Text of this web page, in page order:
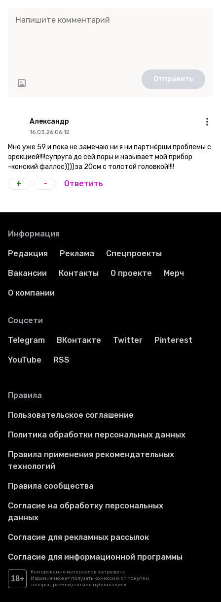
Отправить
Александр
16.03.26 06:12
Мне уже 59 и пока не замечаю ни я ни партнёрши проблемы с
эрекцией!!!!супруга до сей поры и называет мой прибор
-конский фаллос))))за 20см с толстой головкой!!!!
+ - Ответить
Информация
Редакция Реклама Спецпроекты
Вакансии Контакты О проекте Мерч
О компании
Соцсети
Telegram ВКонтакте Twitter Pinterest
YouTube RSS
Правила
Пользовательское соглашение
Политика обработки персональных данных
Правила применения рекомендательных
технологий
Правила сообщества
Согласие на обработку персональных
данных
Согласие для рекламных рассылок
Согласие для информационной программы
18+
Копирование материалов запрещено
Издание может получать комиссию от покупки
товаров, размещённых в публикациях